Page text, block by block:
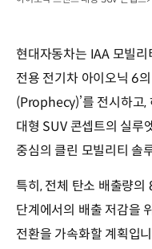
현대자동차는 IAA 모빌
전용 전기차 아이오닉 6
(Prophecy)’를 전시하고,
대형 SUV 콘셉트의 실루
중심의 클린 모빌리티 솔
특히, 전체 탄소 배출량
단계에서의 배출 저감을
전환을 가속화할 계획입